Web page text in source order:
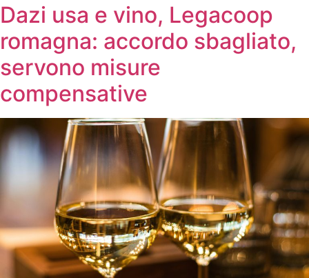
Dazi usa e vino, Legacoop
romagna: accordo sbagliato,
servono misure
compensative